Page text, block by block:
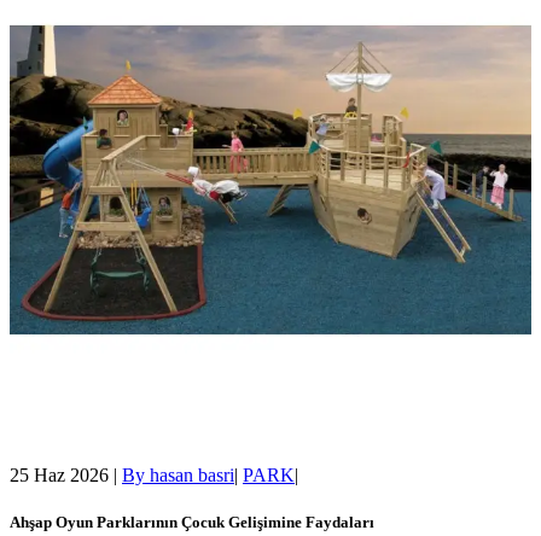
25 Haz 2026 | By hasan basri| PARK|
Ahşap Oyun Parklarının Çocuk Gelişimine Faydaları